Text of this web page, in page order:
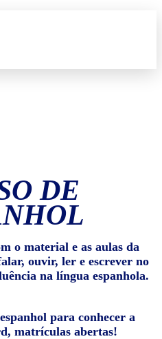
DE
o material e as aulas da
ouvir, ler e escrever no
na língua espanhola.
para conhecer a
matrículas abertas!